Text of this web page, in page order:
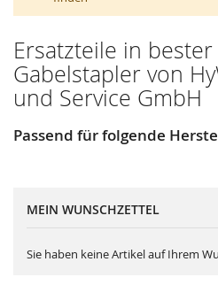
Ersatzteile in
Gabelstapler von
und Service GmbH
Passend für folgende
MEIN WUNSCHZETTEL
Sie haben keine Artikel auf Ihrem